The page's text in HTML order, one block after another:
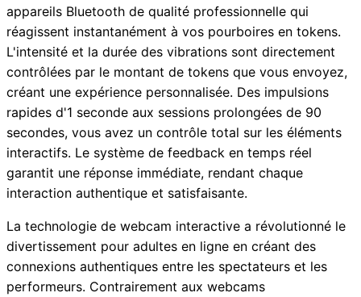
appareils Bluetooth de qualité professionnelle qui
réagissent instantanément à vos pourboires en tokens.
L'intensité et la durée des vibrations sont directement
contrôlées par le montant de tokens que vous envoyez,
créant une expérience personnalisée. Des impulsions
rapides d'1 seconde aux sessions prolongées de 90
secondes, vous avez un contrôle total sur les éléments
interactifs. Le système de feedback en temps réel
garantit une réponse immédiate, rendant chaque
interaction authentique et satisfaisante.
La technologie de webcam interactive a révolutionné le
divertissement pour adultes en ligne en créant des
connexions authentiques entre les spectateurs et les
performeurs. Contrairement aux webcams